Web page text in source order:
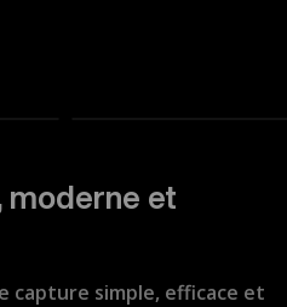
moderne et
capture simple, efficace et